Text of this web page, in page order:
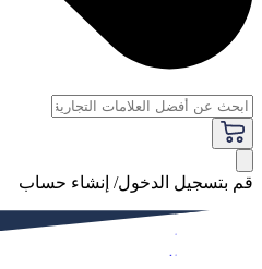
قم بتسجيل الدخول/ إنشاء حساب
فاخر
النساء
الرجال